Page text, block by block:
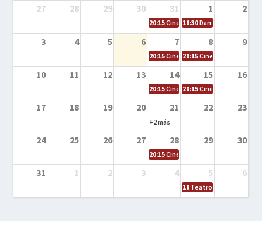
27
28 29 30 31 1 2
20:15Cine en la calle – Cómo
18:30Danza – Cita en el
3 4 5 6 7 8 9
20:15Cine en la calle – El niño y la
20:15Cine en la calle –
10 11 12 13 14 15 16
20:15Cine en la calle – Tortugas
20:15Cine en la calle –
17 18 19 20 21 22 23
+2 más
24 25 26 27 28 29 30
20:15Cine en el calle – Tintín y el
31 1 2 3 4 5 6
18 Teatro – Tres